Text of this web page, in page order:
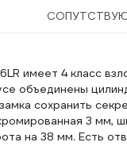
имеет 4 класс
объединены
сохранить
3 мм,
на 38 мм. Есть